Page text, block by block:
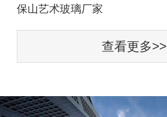
保山艺术玻璃厂家
查看更多>>